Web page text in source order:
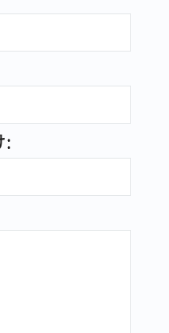
をご本人さ
て
を他企業や
ん。
ない方法によ
: